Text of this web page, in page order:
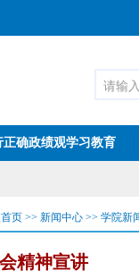
正确政绩观学习教育
公...2024-08-19
页 >> 新闻中心 >> 学院新
精神宣讲